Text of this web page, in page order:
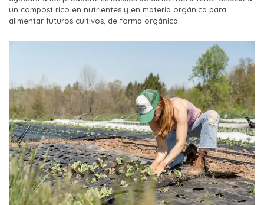
un compost rico en nutrientes y en materia orgánica para
alimentar futuros cultivos, de forma orgánica.